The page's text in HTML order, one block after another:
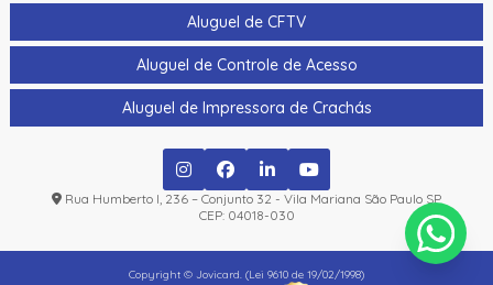
Aluguel de CFTV
Aluguel de Controle de Acesso
Aluguel de Impressora de Crachás
Rua Humberto I, 236 – Conjunto 32 - Vila Mariana São Paulo SP
CEP: 04018-030
Copyright © Jovicard. (Lei 9610 de 19/02/1998)